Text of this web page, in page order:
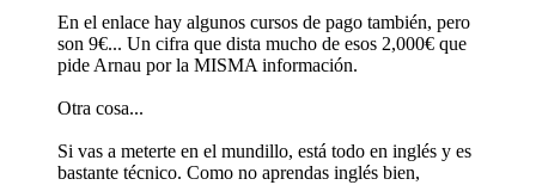
En el enlace hay algunos cursos de pago también, pero
son 9€... Un cifra que dista mucho de esos 2,000€ que
pide Arnau por la MISMA información.
Otra cosa...
Si vas a meterte en el mundillo, está todo en inglés y es
bastante técnico. Como no aprendas inglés bien,